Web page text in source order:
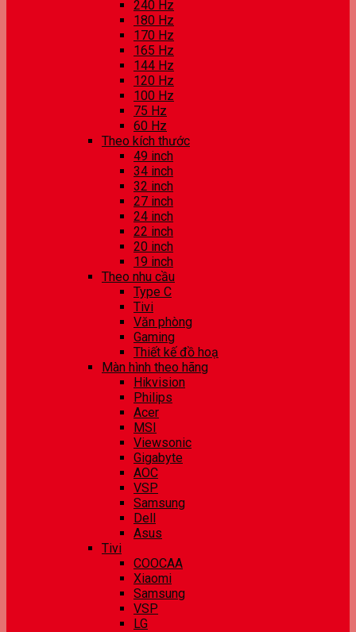
240 Hz
180 Hz
170 Hz
165 Hz
144 Hz
120 Hz
100 Hz
75 Hz
60 Hz
Theo kích thước
49 inch
34 inch
32 inch
27 inch
24 inch
22 inch
20 inch
19 inch
Theo nhu cầu
Type C
Tivi
Văn phòng
Gaming
Thiết kế đồ hoạ
Màn hình theo hãng
Hikvision
Philips
Acer
MSI
Viewsonic
Gigabyte
AOC
VSP
Samsung
Dell
Asus
Tivi
COOCAA
Xiaomi
Samsung
VSP
LG